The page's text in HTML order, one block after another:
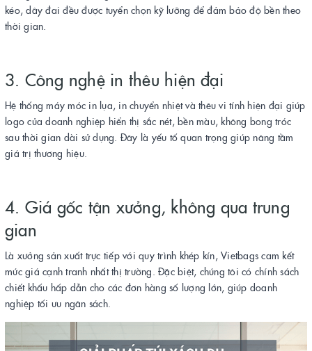
kéo, dây đai đều được tuyển chọn kỹ lưỡng để đảm bảo độ bền theo
thời gian.
3. Công nghệ in thêu hiện đại
Hệ thống máy móc in lụa, in chuyển nhiệt và thêu vi tính hiện đại giúp
logo của doanh nghiệp hiển thị sắc nét, bền màu, không bong tróc
sau thời gian dài sử dụng. Đây là yếu tố quan trọng giúp nâng tầm
giá trị thương hiệu.
4. Giá gốc tận xưởng, không qua trung
gian
Là xưởng sản xuất trực tiếp với quy trình khép kín, Vietbags cam kết
mức giá cạnh tranh nhất thị trường. Đặc biệt, chúng tôi có chính sách
chiết khấu hấp dẫn cho các đơn hàng số lượng lớn, giúp doanh
nghiệp tối ưu ngân sách.